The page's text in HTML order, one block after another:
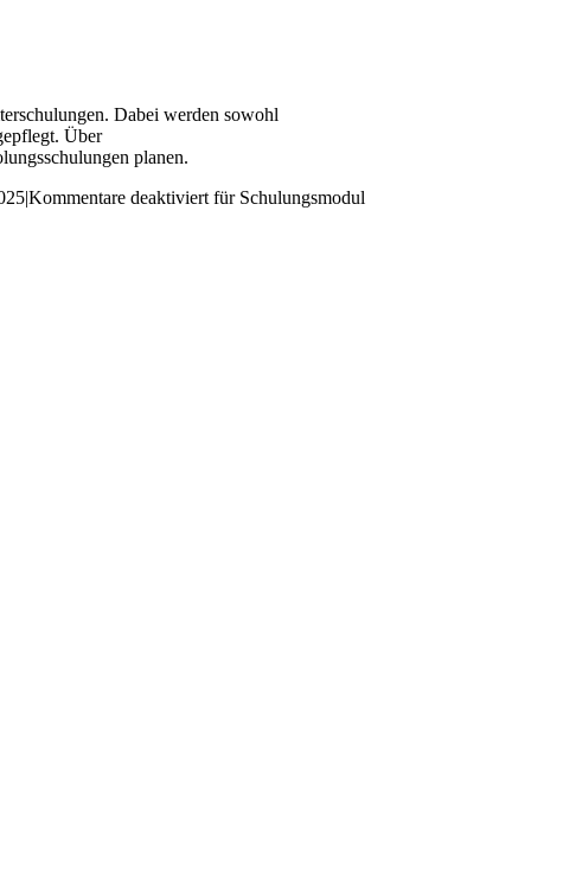
Dabei werden sowohl
Über
planen.
|Kommentare deaktiviert für Schulungsmodul